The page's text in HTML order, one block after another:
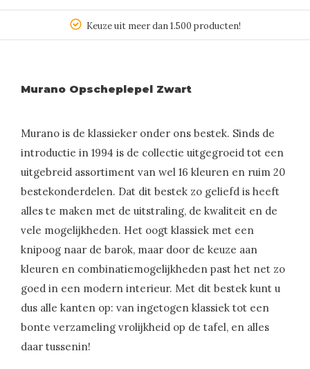
Keuze uit meer dan 1.500 producten!
Murano Opscheplepel Zwart
Murano is de klassieker onder ons bestek. Sinds de
introductie in 1994 is de collectie uitgegroeid tot een
uitgebreid assortiment van wel 16 kleuren en ruim 20
bestekonderdelen. Dat dit bestek zo geliefd is heeft
alles te maken met de uitstraling, de kwaliteit en de
vele mogelijkheden. Het oogt klassiek met een
knipoog naar de barok, maar door de keuze aan
kleuren en combinatiemogelijkheden past het net zo
goed in een modern interieur. Met dit bestek kunt u
dus alle kanten op: van ingetogen klassiek tot een
bonte verzameling vrolijkheid op de tafel, en alles
daar tussenin!